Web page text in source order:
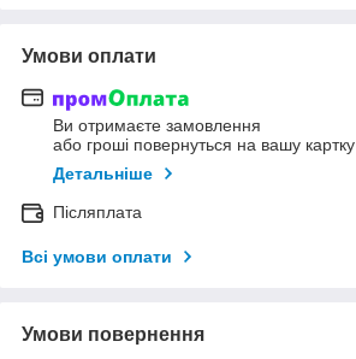
Умови оплати
Ви отримаєте замовлення
або гроші повернуться на вашу картку
Детальніше
Післяплата
Всі умови оплати
Умови повернення